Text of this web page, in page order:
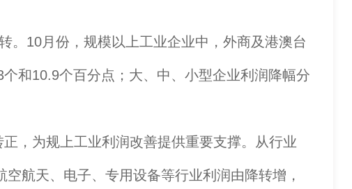
10月份，规模以上工业企业中，外商及港澳台
和10.9个百分点；大、中、小型企业利润降幅分
，为规上工业利润改善提供重要支撑。从行业
航天、电子、专用设备等行业利润由降转增，